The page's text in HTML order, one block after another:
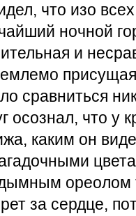
что изо
ночной
и
сравниться
осознал, что у
каким он
ореолом
за сердце,